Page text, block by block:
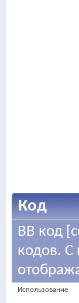
Код
BB код
кодов. С
Использование